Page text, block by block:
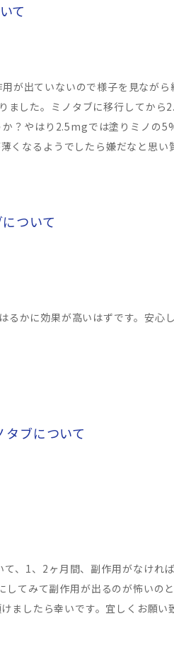
て
出ていないので様子を見ながら
した。ミノタブに移行してか
？やはり2.5mgでは塗りミノの
くなるようでしたら嫌だなと思
ついて
かに効果が高いはずです。安心
タブについて
、1、2ヶ月間、副作用がなけれ
てみて副作用が出るのが怖いの
ましたら幸いです。宜しくお願い